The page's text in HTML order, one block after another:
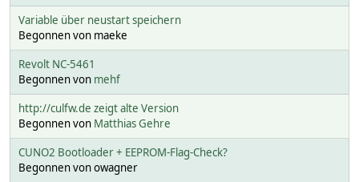
Variable über neustart speichern
Begonnen von maeke
Revolt NC-5461
Begonnen von mehf
http://culfw.de zeigt alte Version
Begonnen von Matthias Gehre
CUNO2 Bootloader + EEPROM-Flag-Check?
Begonnen von owagner